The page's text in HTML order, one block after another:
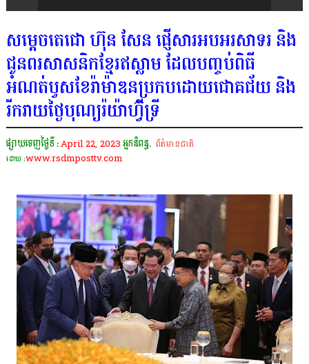
សម្ដេចតេជោ ហ៊ុន សែន ផ្ញើសារអបអរសាទរ និង
ជូនពរសាសនិកខ្មែរឥស្លាម ដែលបញ្ចប់ពិធី
អំណត់បួសខែរ៉ាម៉ាឌនប្រកបដោយជោគជ័យ និង
រីករាយថ្ងៃបុណ្យរ៉យ៉ាហ៊្វីទ្រី
ផ្សាយចេញថ្ងៃទី :April 22, 2023 អ្នកនិពន្ធ. ព័ត៌មានជាតិ
ដោយ :www.rsdmposttv.com